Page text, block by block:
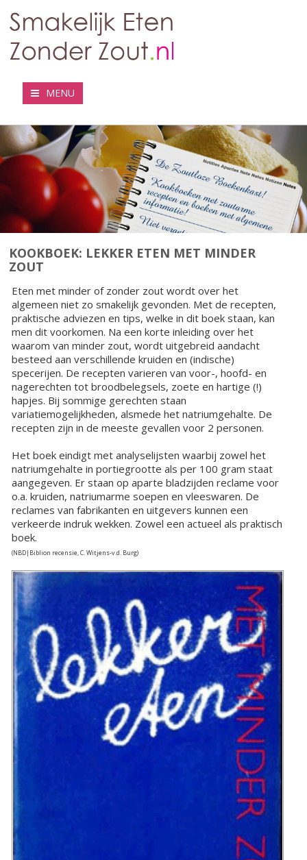
MENU
KOOKBOEK: LEKKER ETEN MET MINDER
ZOUT
Eten met minder of zonder zout wordt over het
algemeen niet zo smakelijk gevonden. Met de recepten,
praktische adviezen en tips, welke in dit boek staan, kan
men dit voorkomen. Na een korte inleiding over het
waarom van minder zout, wordt uitgebreid aandacht
besteed aan verschillende kruiden en (indische)
specerijen. De recepten varieren van voor-, hoofd- en
nagerechten tot broodbelegsels, zoete en hartige (!)
hapjes. Bij sommige gerechten staan
variatiemogelijkheden, alsmede het natriumgehalte. De
recepten zijn in de meeste gevallen voor 2 personen.
Het boek eindigt met analyselijsten waarbij zowel het
natriumgehalte in portiegrootte als per 100 gram staat
aangegeven. Er staan op aparte bladzijden reclame voor
o.a. kruiden, natriumarme soepen en vleeswaren. De
reclames van fabrikanten en uitgevers kunnen een
verkeerde indruk wekken. Zowel een actueel als praktisch
boek.
(NBD|Biblion recensie, C. Witjens-v.d. Burg)